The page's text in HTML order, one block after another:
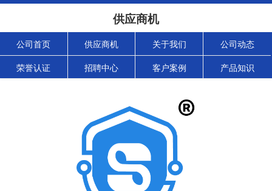
供应商机
公司首页 供应商机 关于我们 公司动态
荣誉认证 招聘中心 客户案例 产品知识